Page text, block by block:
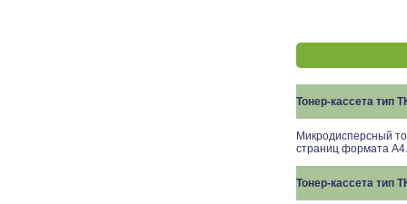
Тонер-кассета тип
Микродисперсный
страниц формата
Тонер-кассета тип